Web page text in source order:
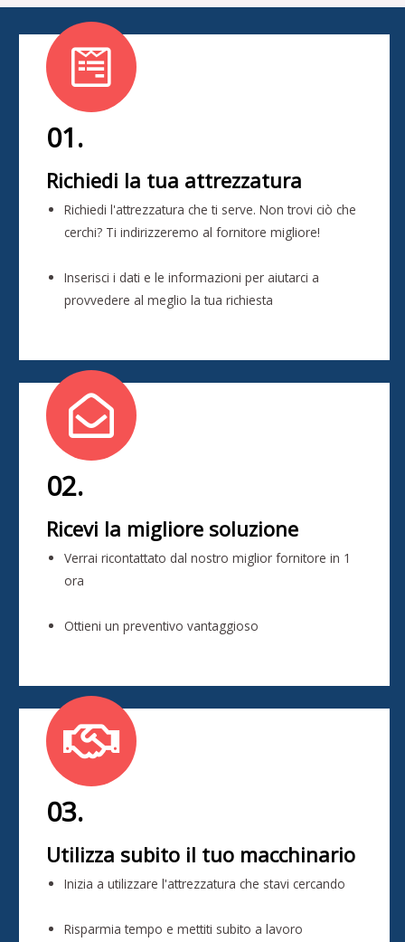
01.
Richiedi la tua attrezzatura
Richiedi l'attrezzatura che ti serve. Non trovi ciò che
cerchi? Ti indirizzeremo al fornitore migliore!
Inserisci i dati e le informazioni per aiutarci a
provvedere al meglio la tua richiesta
02.
Ricevi la migliore soluzione
Verrai ricontattato dal nostro miglior fornitore in 1
ora
Ottieni un preventivo vantaggioso
03.
Utilizza subito il tuo macchinario
Inizia a utilizzare l'attrezzatura che stavi cercando
Risparmia tempo e mettiti subito a lavoro